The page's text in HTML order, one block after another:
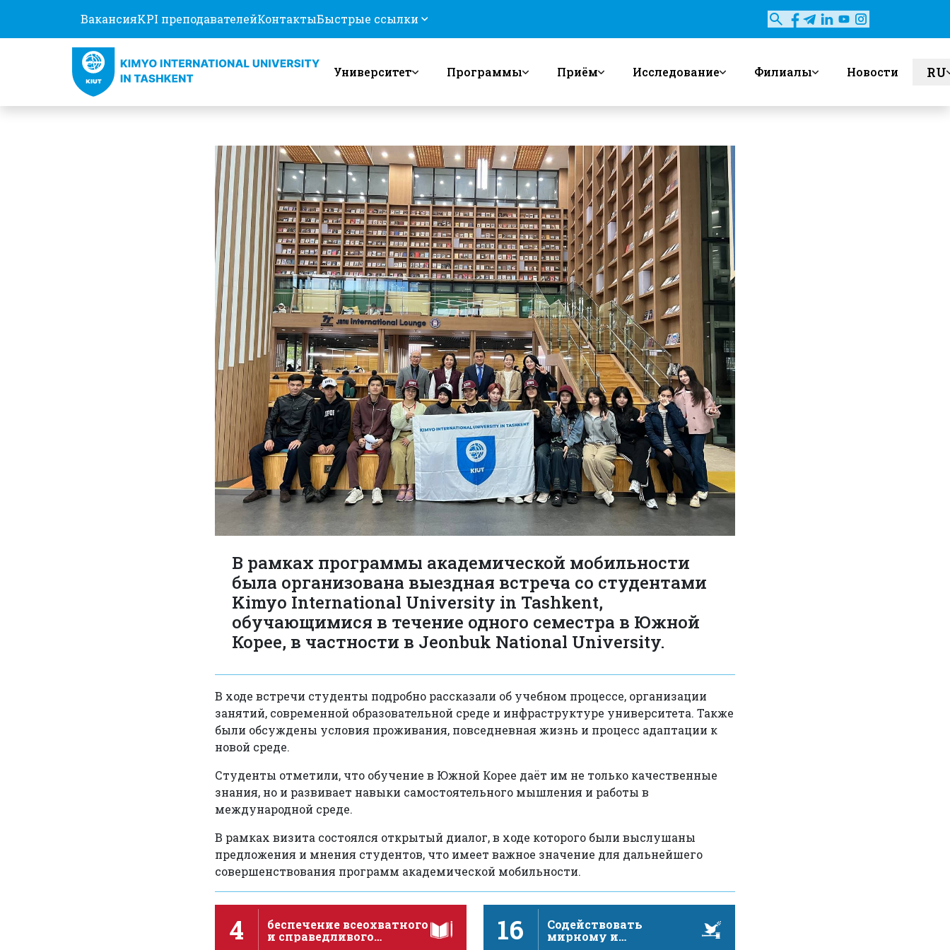
ВакансияKPI преподавателейКонтактыБыстрые ссылки
Университет Программы Приём Исследование Филиалы Новости RU
В рамках программы академической мобильности
была организована выездная встреча со студентами
Kimyo International University in Tashkent,
обучающимися в течение одного семестра в Южной
Корее, в частности в Jeonbuk National University.
В ходе встречи студенты подробно рассказали об учебном процессе, организации
занятий, современной образовательной среде и инфраструктуре университета. Также
были обсуждены условия проживания, повседневная жизнь и процесс адаптации к
новой среде.
Студенты отметили, что обучение в Южной Корее даёт им не только качественные
знания, но и развивает навыки самостоятельного мышления и работы в
международной среде.
В рамках визита состоялся открытый диалог, в ходе которого были выслушаны
предложения и мнения студентов, что имеет важное значение для дальнейшего
совершенствования программ академической мобильности.
4
беспечение всеохватного
и справедливого
16
Содействовать
мирному и